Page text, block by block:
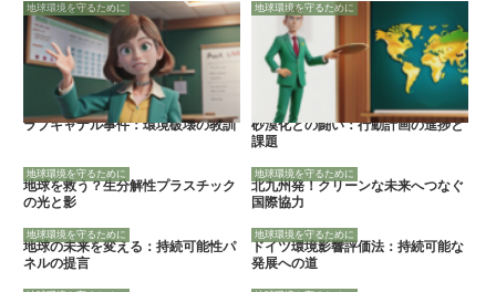
地球環境を守るために
ラブキャナル事件：環境破壊の教訓
地球環境を守るために
砂漠化との闘い：行動計画の進捗と
課題
地球環境を守るために
地球を救う？生分解性プラスチック
の光と影
地球環境を守るために
北九州発！クリーンな未来へつなぐ
国際協力
地球環境を守るために
地球の未来を変える：持続可能性パ
ネルの提言
地球環境を守るために
ドイツ環境影響評価法：持続可能な
発展への道